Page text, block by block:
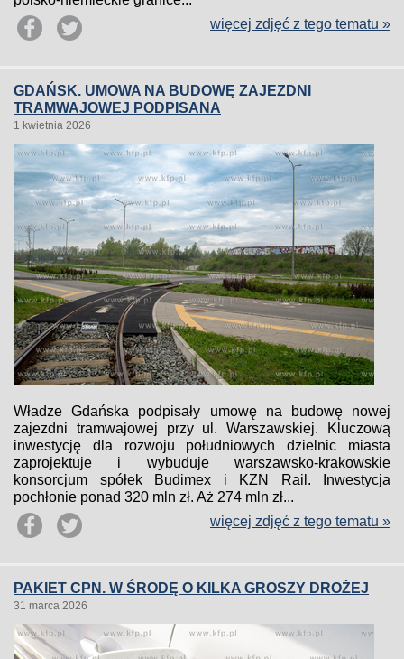
więcej zdjęć z tego tematu »
GDAŃSK. UMOWA NA BUDOWĘ ZAJEZDNI
TRAMWAJOWEJ PODPISANA
1 kwietnia 2026
Władze Gdańska podpisały umowę na budowę nowej
zajezdni tramwajowej przy ul. Warszawskiej. Kluczową
inwestycję dla rozwoju południowych dzielnic miasta
zaprojektuje i wybuduje warszawsko-krakowskie
konsorcjum spółek Budimex i KZN Rail. Inwestycja
pochłonie ponad 320 mln zł. Aż 274 mln zł...
więcej zdjęć z tego tematu »
PAKIET CPN. W ŚRODĘ O KILKA GROSZY DROŻEJ
31 marca 2026